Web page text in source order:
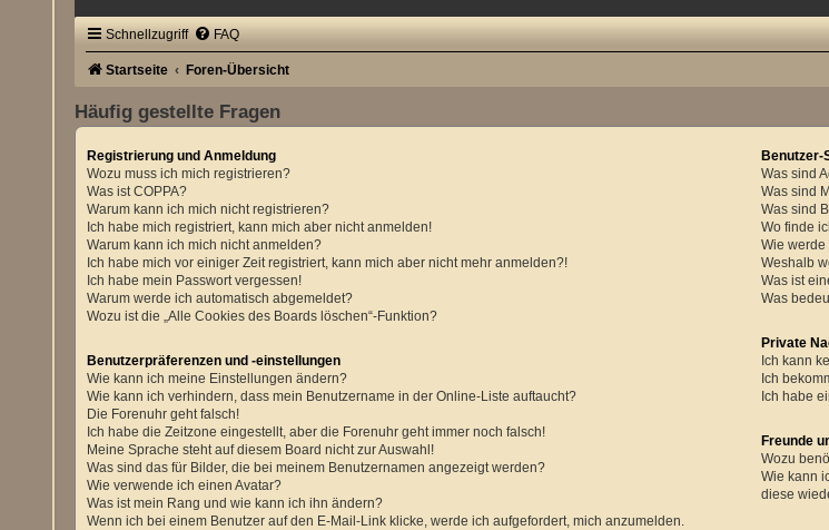
Schnellzugriff FAQ
Startseite Foren-Übersicht
Häufig gestellte Fragen
Registrierung und Anmeldung
Wozu muss ich mich registrieren?
Was ist COPPA?
Warum kann ich mich nicht registrieren?
Ich habe mich registriert, kann mich aber nicht anmelden!
Warum kann ich mich nicht anmelden?
Ich habe mich vor einiger Zeit registriert, kann mich aber nicht mehr anmelden?!
Ich habe mein Passwort vergessen!
Warum werde ich automatisch abgemeldet?
Wozu ist die „Alle Cookies des Boards löschen“-Funktion?
Benutzerpräferenzen und -einstellungen
Wie kann ich meine Einstellungen ändern?
Wie kann ich verhindern, dass mein Benutzername in der Online-Liste auftaucht?
Die Forenuhr geht falsch!
Ich habe die Zeitzone eingestellt, aber die Forenuhr geht immer noch falsch!
Meine Sprache steht auf diesem Board nicht zur Auswahl!
Was sind das für Bilder, die bei meinem Benutzernamen angezeigt werden?
Wie verwende ich einen Avatar?
Was ist mein Rang und wie kann ich ihn ändern?
Wenn ich bei einem Benutzer auf den E-Mail-Link klicke, werde ich aufgefordert, mich anzumelden.
Benutzer-
Was sind
Was sind
Was sind
Wo finde
Wie
Weshalb
Was ist
Was
Private
Ich kann
Ich
Ich habe
Freunde
Wozu
Wie kann
diese